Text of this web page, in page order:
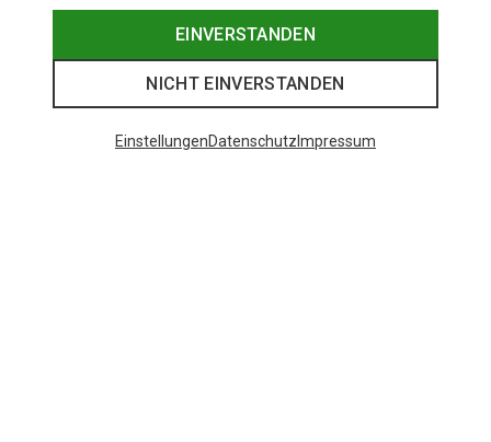
EINVERSTANDEN
NICHT EINVERSTANDEN
EinstellungenDatenschutz Impressum